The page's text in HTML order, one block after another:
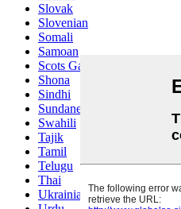
Slovak
Slovenian
Somali
Samoan
Scots Gaelic
Shona
Sindhi
Sundanese
Swahili
Tajik
Tamil
Telugu
Thai
Ukrainian